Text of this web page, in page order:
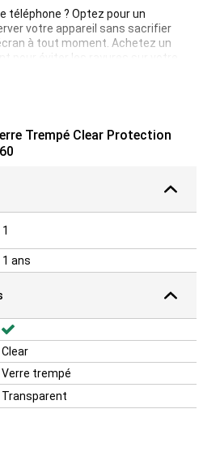
téléphone ? Optez pour un
votre appareil sans sacrifier
à tout moment. Achetez un
pour éviter les rayures sur votre
Trempé Clear Protection
1
1 ans
Clear
Verre trempé
Transparent